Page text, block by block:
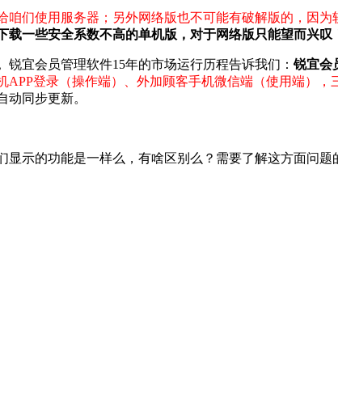
们使用服务器；另外网络版也不可能有破解版的，因
载一些安全系数不高的单机版，对于网络版只能望而兴叹
锐宜会员管理软件15年的市场运行历程告诉我们： 锐宜会
登录（操作端）、外加顾客手机微信端（使用端），
同步更新。
示的功能是一样么，有啥区别么？需要了解这方面问题